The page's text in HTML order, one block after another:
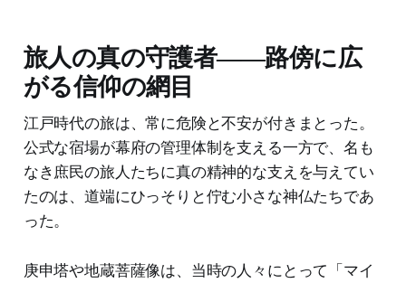
旅人の真の守護者――路傍に広
がる信仰の網目
江戸時代の旅は、常に危険と不安が付きまとった。
公式な宿場が幕府の管理体制を支える一方で、名も
なき庶民の旅人たちに真の精神的な支えを与えてい
たのは、道端にひっそりと佇む小さな神仏たちであ
った。
庚申塔や地蔵菩薩像は、当時の人々にとって「マイ